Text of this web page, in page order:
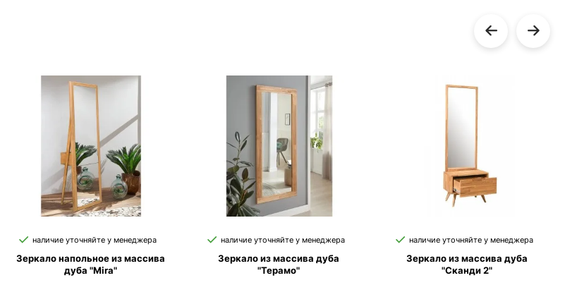
наличие уточняйте у менеджера
Зеркало напольное из массива
дуба "Mira"
наличие уточняйте у менеджера
Зеркало из массива дуба
"Терамо"
наличие уточняйте у менеджера
Зеркало из массива дуба
"Сканди 2"